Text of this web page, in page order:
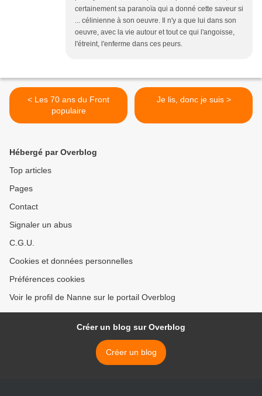
certainement sa paranoïa qui a donné cette saveur si
... célinienne à son oeuvre. Il n'y a que lui dans son
oeuvre, avec la vie autour et tout ce qui l'angoisse,
l'étreint, l'enferme dans ces peurs.
< Les 70 ans du Front
populaire
Je lis, donc je suis >
Hébergé par Overblog
Top articles
Pages
Contact
Signaler un abus
C.G.U.
Cookies et données personnelles
Préférences cookies
Voir le profil de Nanne sur le portail Overblog
Créer un blog sur Overblog
Créer un blog